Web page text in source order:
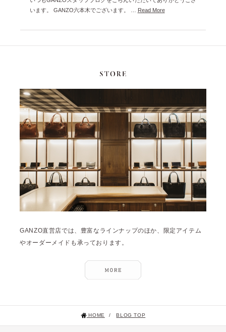
います。 GANZO六本木でございます。 …
Read More
GANZO直営店では、豊富なラインナップのほか、限定アイテム
やオーダーメイドも承っております。
HOME / BLOG TOP